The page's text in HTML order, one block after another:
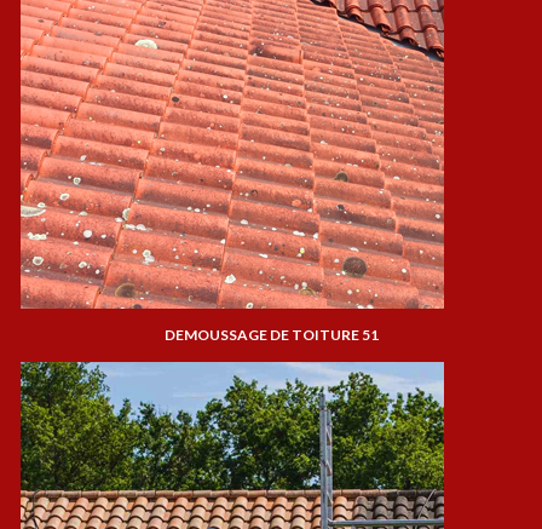
DEMOUSSAGE DE TOITURE 51